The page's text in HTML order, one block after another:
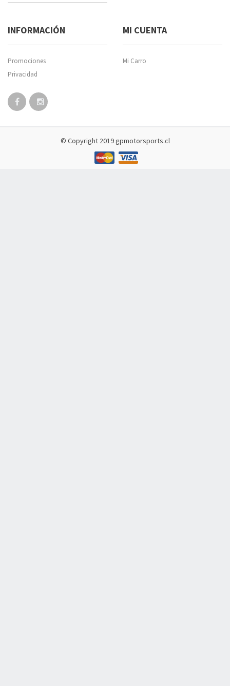
INFORMACIÓN
Promociones
Privacidad
MI CUENTA
Mi Carro
© Copyright 2019 gpmotorsports.cl